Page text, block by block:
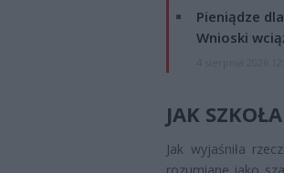
Pieniądze
Wnioski
JAK
Jak wyjaśniła